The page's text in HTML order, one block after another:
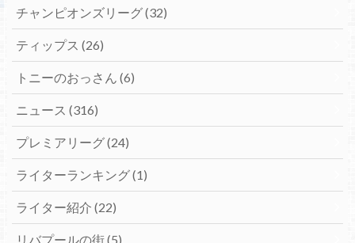
チャンピオンズリーグ(32)
ティップス (26)
トニーのおっさん (6)
ニュース (316)
プレミアリーグ(24)
ライターランキング(1)
ライター紹介 (22)
リバプールの街(5)